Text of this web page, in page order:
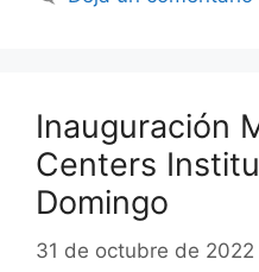
Inauguración
Centers
Domingo
31 de octubre de 2022